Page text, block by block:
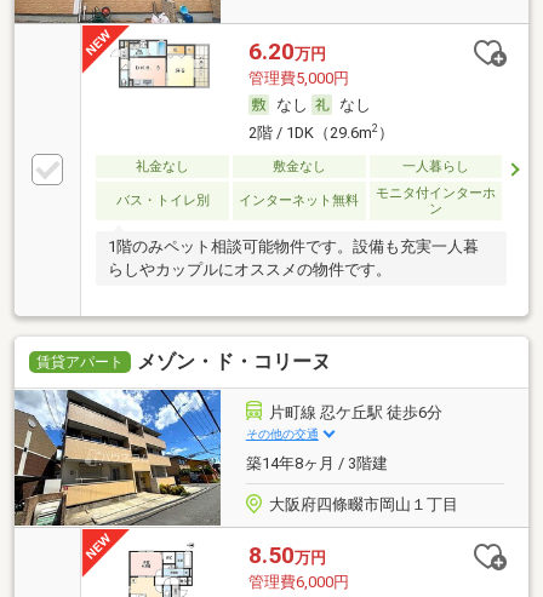
6.20万円
管理費5,000円
なし
なし
2階 / 1DK（29.6m2）
礼金なし 敷金なし 一人暮らし
バス・トイレ別 インターネット無料
モニタ付インターホ
ン
1階のみペット相談可能物件です。設備も充実一人暮
らしやカップルにオススメの物件です。
賃貸アパート メゾン・ド・コリーヌ
片町線 忍ケ丘駅 徒歩6分
その他の交通
築14年8ヶ月 / 3階建
大阪府四條畷市岡山１丁目
8.50万円
管理費6,000円